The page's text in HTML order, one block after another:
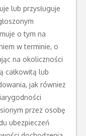
lub przysługuje
o tym na
w terminie, o
na okoliczności
całkowitą lub
jak również
przez osobę
ubezpieczeń